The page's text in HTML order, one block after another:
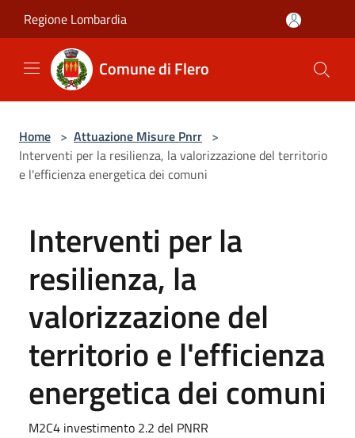
Regione Lombardia
Comune di Flero
Home > Attuazione Misure Pnrr >
Interventi per la resilienza, la valorizzazione del territorio
e l'efficienza energetica dei comuni
Interventi per la
resilienza, la
valorizzazione del
territorio e l'efficienza
energetica dei comuni
M2C4 investimento 2.2 del PNRR